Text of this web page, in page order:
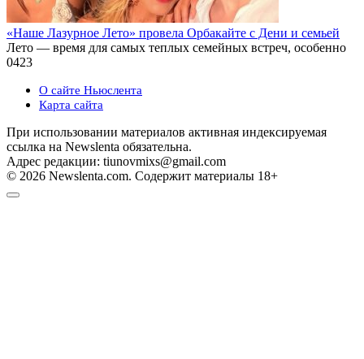
«Наше Лазурное Лето» провела Орбакайте с Дени и семьей
Лето — время для самых теплых семейных встреч, особенно
0423
О сайте Ньюслента
Карта сайта
При использовании материалов активная индексируемая
ссылка на Newslenta обязательна.
Адрес редакции: tiunovmixs@gmail.com
© 2026 Newslenta.com. Содержит материалы 18+